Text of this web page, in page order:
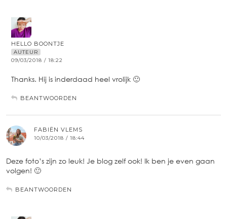
HELLO BOONTJE
AUTEUR
09/03/2018 / 18:22
Thanks. Hij is inderdaad heel vrolijk 🙂
BEANTWOORDEN
FABIËN VLEMS
10/03/2018 / 18:44
Deze foto’s zijn zo leuk! Je blog zelf ook! Ik ben je even gaan
volgen! 🙂
BEANTWOORDEN